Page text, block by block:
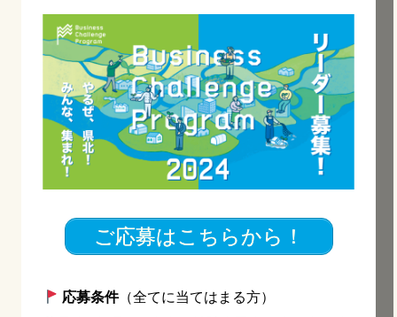
ご応募はこちらから！
応募条件（全てに当てはまる方）